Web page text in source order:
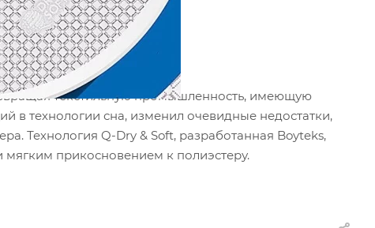
текстильную промышленность, имеющую
в технологии сна, изменил очевидные недостатки,
Технология Q-Dry & Soft, разработанная Boyteks,
прикосновением к полиэстеру.